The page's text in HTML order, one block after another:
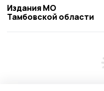
Издания МО
Тамбовской области